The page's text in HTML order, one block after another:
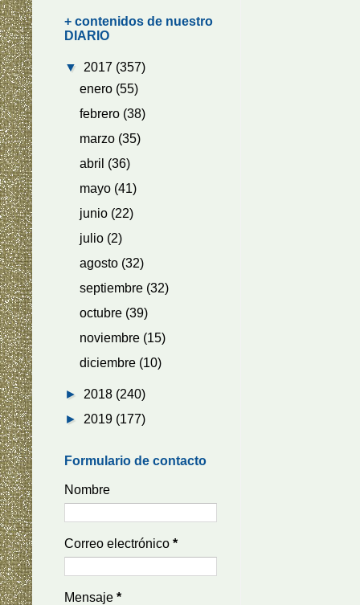
+ contenidos de nuestro
DIARIO
▼ 2017 (357)
enero (55)
febrero (38)
marzo (35)
abril (36)
mayo (41)
junio (22)
julio (2)
agosto (32)
septiembre (32)
octubre (39)
noviembre (15)
diciembre (10)
► 2018 (240)
► 2019 (177)
Formulario de contacto
Nombre
Correo electrónico *
Mensaje *